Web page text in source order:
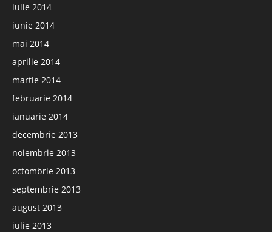
iulie 2014
iunie 2014
mai 2014
aprilie 2014
martie 2014
februarie 2014
ianuarie 2014
decembrie 2013
noiembrie 2013
octombrie 2013
septembrie 2013
august 2013
iulie 2013